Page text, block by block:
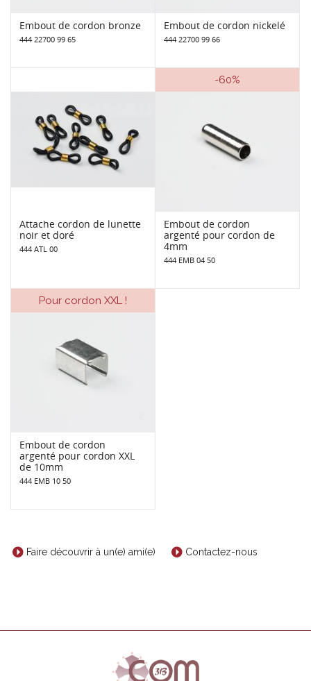
Embout de cordon bronze
444 22700 99 65
Embout de cordon nickelé
444 22700 99 66
Attache cordon de lunette
noir et doré
444 ATL 00
-60%
Embout de cordon
argenté pour cordon de
4mm
444 EMB 04 50
Pour cordon XXL !
Embout de cordon
argenté pour cordon XXL
de 10mm
444 EMB 10 50
Faire découvrir à un(e) ami(e) Contactez-nous